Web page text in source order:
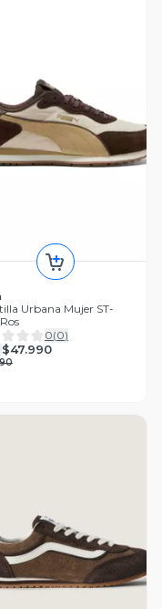
Urbana Mujer ST-
0(0)
$47.990